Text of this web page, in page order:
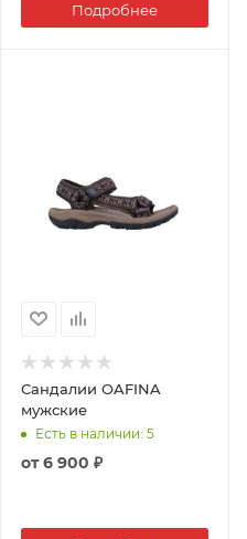
Подробнее
Сандалии OAFINA
мужские
Есть в наличии: 5
от6 900 ₽